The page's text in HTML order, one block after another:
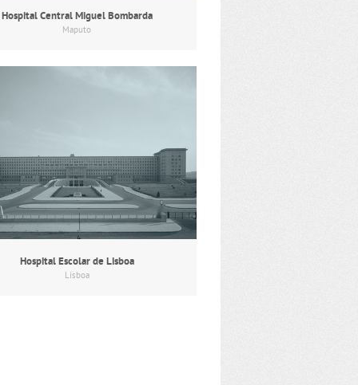
Hospital Central Miguel Bombarda
Maputo
Hospital Escolar de Lisboa
Lisboa